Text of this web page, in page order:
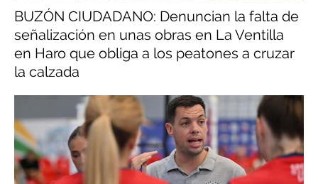
BUZÓN CIUDADANO: Denuncian la falta de
señalización en unas obras en La Ventilla
en Haro que obliga a los peatones a cruzar
la calzada